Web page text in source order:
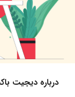
درباره دیجیت